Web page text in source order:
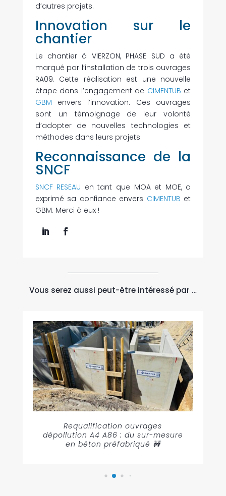
d’autres projets.
Innovation sur le
chantier
Le chantier à VIERZON, PHASE SUD a été
marqué par l’installation de trois ouvrages
RA09. Cette réalisation est une nouvelle
étape dans l’engagement de CIMENTUB et
GBM envers l’innovation. Ces ouvrages
sont un témoignage de leur volonté
d’adopter de nouvelles technologies et
méthodes dans leurs projets.
Reconnaissance de la
SNCF
SNCF RESEAU en tant que MOA et MOE, a
exprimé sa confiance envers CIMENTUB et
GBM. Merci à eux !
Vous serez aussi peut-être intéressé par …
Requalification ouvrages
dépollution A4 A86 : du sur-mesure
en béton préfabriqué 🚧